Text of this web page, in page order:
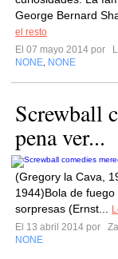
George Bernard
el resto
El 07 mayo 2014 por
NONE NONE
Screwball
pena ver...
(Gregory la Cava,
1944)Bola de
sorpresas (Ernst...
El 13 abril 2014 por
NONE